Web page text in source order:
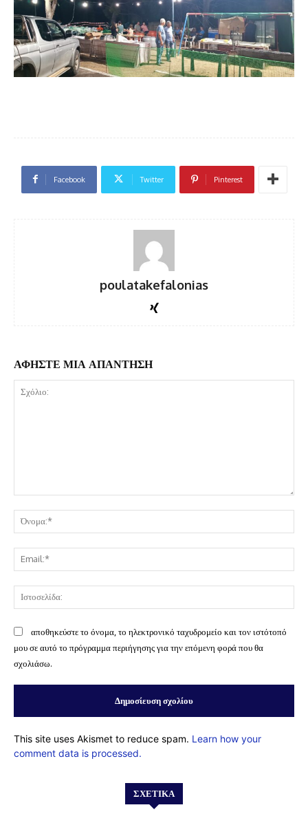
Facebook Twitter Pinterest
poulatakefalonias
ΑΦΗΣΤΕ ΜΙΑ ΑΠΑΝΤΗΣΗ
αποθηκεύστε το όνομα, το ηλεκτρονικό ταχυδρομείο και τον ιστότοπό
μου σε αυτό το πρόγραμμα περιήγησης για την επόμενη φορά που θα
σχολιάσω.
This site uses Akismet to reduce spam. Learn how your
comment data is processed.
ΣΧΕΤΙΚΆ